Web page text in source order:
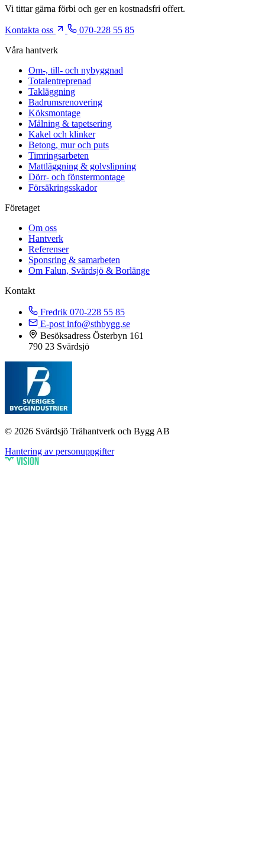
Vi tittar gärna förbi och ger en kostnadsfri offert.
Kontakta oss
070-228 55 85
Våra hantverk
Om-, till- och nybyggnad
Totalentreprenad
Takläggning
Badrumsrenovering
Köksmontage
Målning & tapetsering
Kakel och klinker
Betong, mur och puts
Timringsarbeten
Mattläggning & golvslipning
Dörr- och fönstermontage
Försäkringsskador
Företaget
Om oss
Hantverk
Referenser
Sponsring & samarbeten
Om Falun, Svärdsjö & Borlänge
Kontakt
Fredrik 070-228 55 85
E-post info@sthbygg.se
Besöksadress Österbyn 161
790 23 Svärdsjö
© 2026 Svärdsjö Trähantverk och Bygg AB
Hantering av personuppgifter